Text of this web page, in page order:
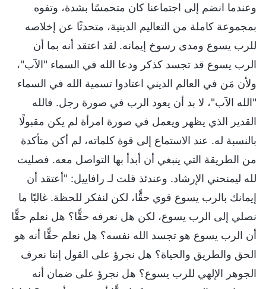
وعندما انضم إلى اجتماعنا كان متحمسًا بشدة، وتفوه
بمجموعة كاملة من التعاليم الدينية، متحدثًا عن إخلاصه
للرب يسوع ومدى رسوخ إيمانه. لقد اعتقد أنه بما أن
الرب يسوع قد تجسد كذكر ودعا الله في السماء "الآب"،
ولأن مَن في العالم الديني اعتادوا تسمية الله في السماء
"الله الآب"، لا بد أن يعود الرب في صورة رجل. فالله
القدير الذي يظهر ويعمل في صورة امرأة لم يكن مقبولًا
بالنسبة له. عند الاستماع إلى قوة كلماته، لم أكن متأكدة
من الطريقة التي ينبغي أن أبدأ بها التواصل معه. فصليت
لله ليمنحني الإرشاد. وعندئذ قلت لـ رافاييل: "أعتقد أن
إيمانك بالرب يسوع قوي حقًّا، لكن لنفكر للحظة. غالبًا ما
نصلي إلى الرب يسوع، لكن هل نعرفه حقًّا؟ هل نعلم حقًّا
أن الرب يسوع هو تجسد الله نفسه؟ هل نعلم حقًّا أنه هو
الحق والطريق والحياة؟ هل نجرؤ على القول إننا نعرف
الجوهر الإلهي للرب يسوع؟ هل نجرؤ على ضمان أنه